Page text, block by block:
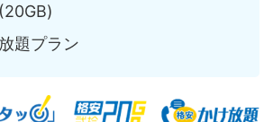
題プラン